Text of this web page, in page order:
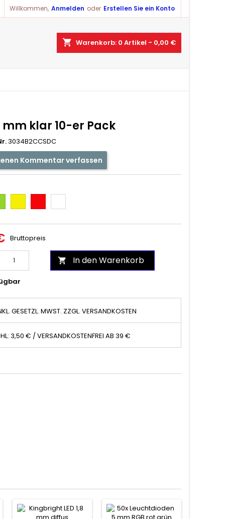
Willkommen, Anmelden oder Erstellen Sie ein Konto
shopping_cart Warenkorb: 0 Artikel - 0,00 €
mm klar 10-er Pack
3034B2CCSDC
Kommentar verfassen
Bruttopreis
 In den Warenkorb
GESETZL. MWST. ZZGL. VERSANDKOSTEN
3,50 € / VERSANDKOSTENFREI AB 39 €